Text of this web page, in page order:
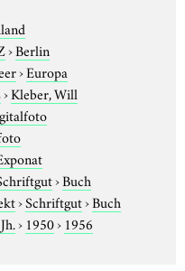
›Berlin
›Europa
›Kleber, Will
›Buch
›Schriftgut›Buch
› 1950› 1956